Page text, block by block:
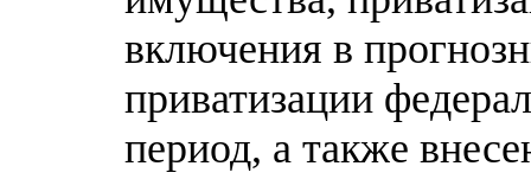
включения в
приватизации
период, а также